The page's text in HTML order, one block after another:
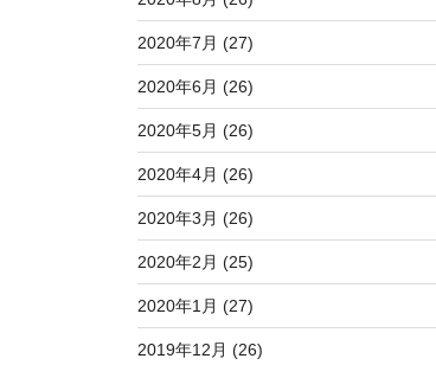
2020年7月 (27)
2020年6月 (26)
2020年5月 (26)
2020年4月 (26)
2020年3月 (26)
2020年2月 (25)
2020年1月 (27)
2019年12月 (26)